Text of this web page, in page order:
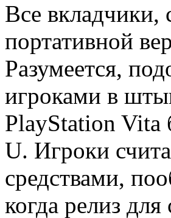
Все вкладчики,
портативной
Разумеется,
игроками в
PlayStation Vita
U. Игроки
средствами,
когда релиз